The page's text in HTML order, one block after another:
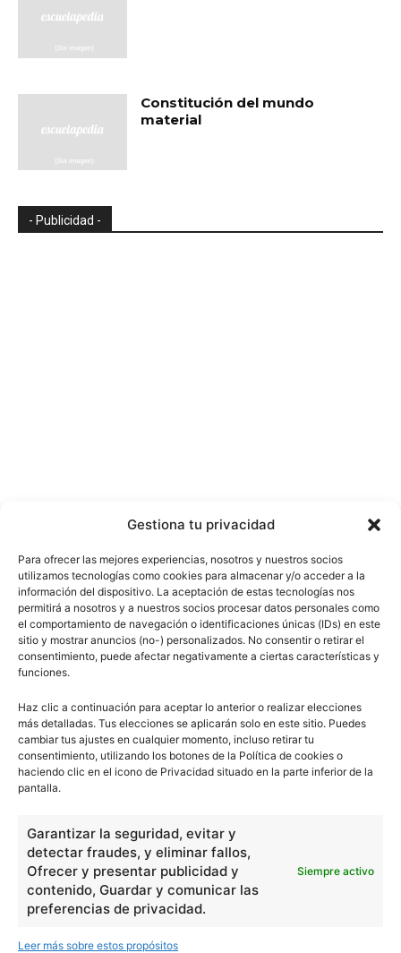
Gestiona tu privacidad
Para ofrecer las mejores experiencias, nosotros y nuestros socios
utilizamos tecnologías como cookies para almacenar y/o acceder a la
información del dispositivo. La aceptación de estas tecnologías nos
permitirá a nosotros y a nuestros socios procesar datos personales como
el comportamiento de navegación o identificaciones únicas (IDs) en este
sitio y mostrar anuncios (no-) personalizados. No consentir o retirar el
consentimiento, puede afectar negativamente a ciertas características y
funciones.
Haz clic a continuación para aceptar lo anterior o realizar elecciones
más detalladas. Tus elecciones se aplicarán solo en este sitio. Puedes
cambiar tus ajustes en cualquier momento, incluso retirar tu
consentimiento, utilizando los botones de la Política de cookies o
haciendo clic en el icono de Privacidad situado en la parte inferior de la
pantalla.
Garantizar la seguridad, evitar y
detectar fraudes, y eliminar fallos,
Ofrecer y presentar publicidad y
contenido, Guardar y comunicar las
preferencias de privacidad.
Siempre activo
Leer más sobre estos propósitos
Constitución del mundo
material
- Publicidad -